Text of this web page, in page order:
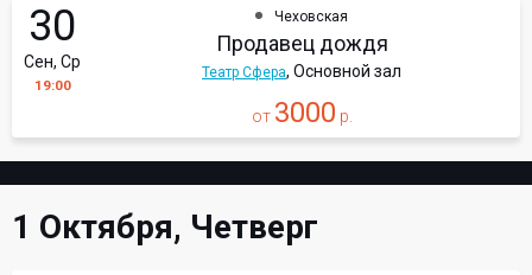
30
Сен, Ср
19:00
Чеховская
Продавец дождя
Театр Сфера, Основной зал
от 3000 р.
1 Октября, Четверг